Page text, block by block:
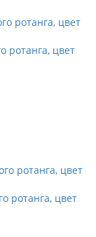
ротанга, цвет
ротанга, цвет